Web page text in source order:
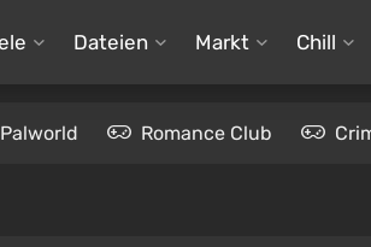
Dateien Markt Chill
Palworld Romance Club